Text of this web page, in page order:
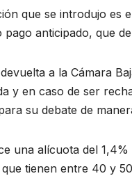
que se introdujo es
anticipado, que
a la Cámara
y en caso de ser
su debate de
una alícuota del
tienen entre 40 y